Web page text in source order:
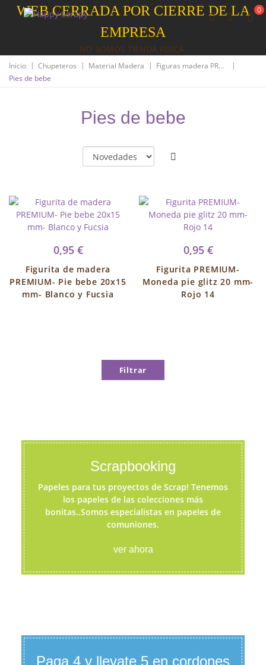
WEB CERRADA POR CIERRE DE LA
EMPRESA
NO SOMOS TIENDA FISICA
0
Inicio | Chupeteros | Material Madera | Figuras madera PREMIUM
|
Pies de bebe
Pies de bebe
0,95 €
Figurita de madera
PREMIUM- Pie bebe 20x15
mm- Blanco y Fucsia
0,95 €
Figurita PREMIUM-
Moneda pie glitz 20 mm-
Rojo 14
Filtrar
Scrapbooking
Papeles para tus proyectos de Scrap! Tenemos
los papeles de las colecciones más
bonitas..Somos especialistas en papeles de
comuniones.
ver ahora
Paga 4 y llevate 5 en cordones